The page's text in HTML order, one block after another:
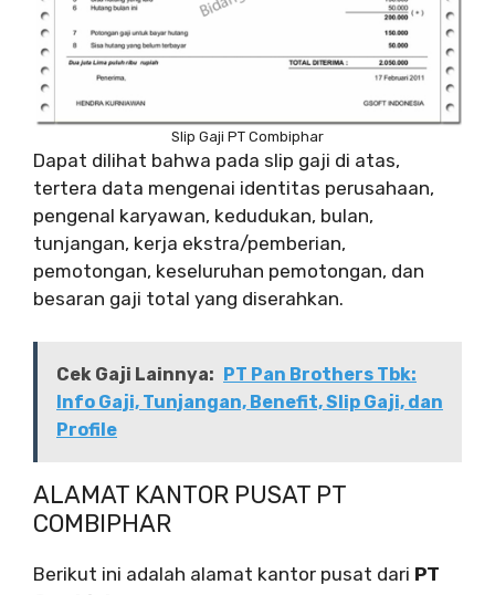
Slip Gaji PT Combiphar
Dapat dilihat bahwa pada slip gaji di atas,
tertera data mengenai identitas perusahaan,
pengenal karyawan, kedudukan, bulan,
tunjangan, kerja ekstra/pemberian,
pemotongan, keseluruhan pemotongan, dan
besaran gaji total yang diserahkan.
Cek Gaji Lainnya: PT Pan Brothers Tbk:
Info Gaji, Tunjangan, Benefit, Slip Gaji, dan
Profile
ALAMAT KANTOR PUSAT PT
COMBIPHAR
Berikut ini adalah alamat kantor pusat dari PT